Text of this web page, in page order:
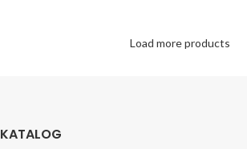
Load more products
KATALOG